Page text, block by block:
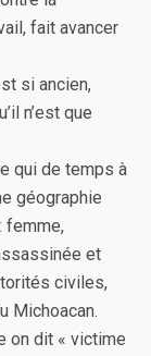
fait avancer
si ancien,
n’est que
qui de temps à
géographie
femme,
et
civiles,
Michoacan.
on dit « victime